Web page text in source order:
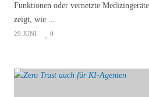
Funktionen oder vernetzte
zeigt, wie ...
29 JUNI 0